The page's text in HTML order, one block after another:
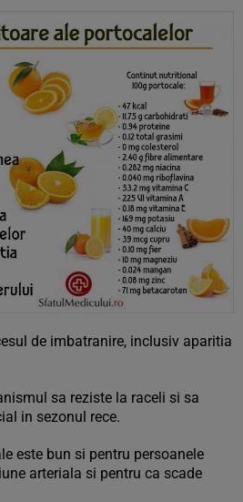
de imbatranire, inclusiv aparitia
sa reziste la raceli si sa
in sezonul rece.
este bun si pentru persoanele
arteriala si pentru ca scade